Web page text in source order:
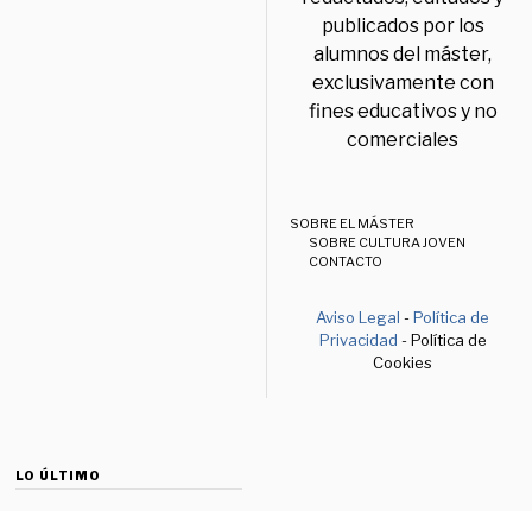
publicados por los
alumnos del máster,
exclusivamente con
fines educativos y no
comerciales
SOBRE EL MÁSTER
SOBRE CULTURA JOVEN
CONTACTO
Aviso Legal -Política de
Privacidad - Política de
Cookies
LO ÚLTIMO